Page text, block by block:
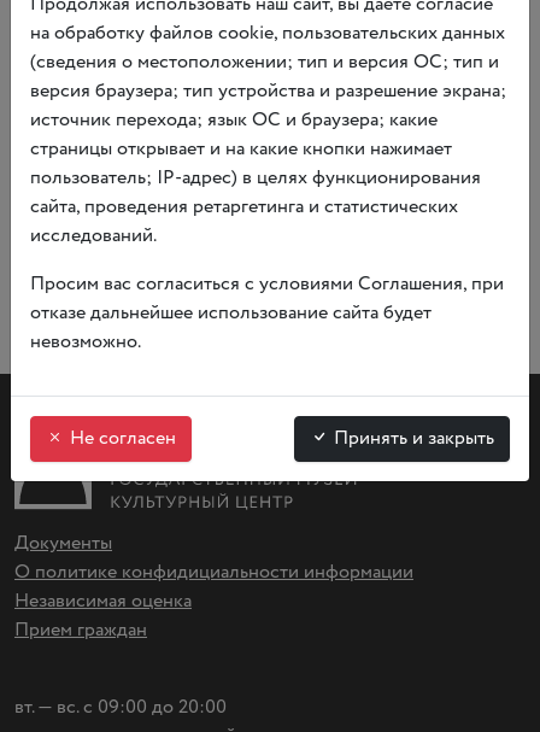
Дополнительный участник — 800 р.
Купить билеты
Документы
О политике конфидициальности информации
Независимая оценка
Прием граждан
вт. — вс. с 09:00 до 20:00
на обработку файлов cookie, пользовательских данных
(сведения о местоположении; тип и версия ОС; тип и
версия браузера; тип устройства и разрешение экрана;
источник перехода; язык ОС и браузера; какие
страницы открывает и на какие кнопки нажимает
пользователь; IP-адрес) в целях функционирования
сайта, проведения ретаргетинга и статистических
исследований.
Просим вас согласиться с условиями Соглашения, при
отказе дальнейшее использование сайта будет
невозможно.
Не согласен Принять и закрыть